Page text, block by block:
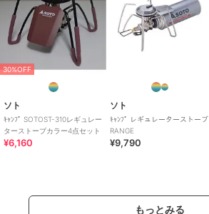
30%OFF
ソト
ｷｬﾝﾌﾟ SOTOST-310レギュレー
ターストーブカラー4点セット
¥6,160
ソト
ｷｬﾝﾌﾟ レギュレーターストーブ
RANGE
¥9,790
もっとみる